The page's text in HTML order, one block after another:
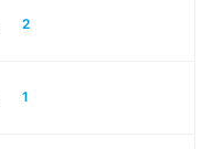
2
1